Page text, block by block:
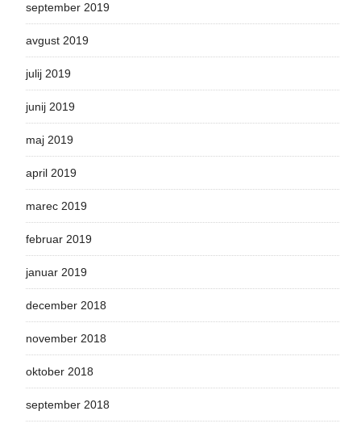
september 2019
avgust 2019
julij 2019
junij 2019
maj 2019
april 2019
marec 2019
februar 2019
januar 2019
december 2018
november 2018
oktober 2018
september 2018